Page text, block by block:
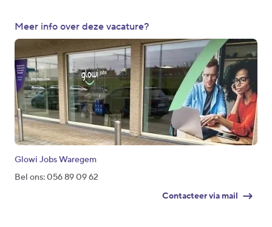
Meer info over deze vacature?
Glowi Jobs Waregem
Bel ons: 056 89 09 62
Contacteer via mail